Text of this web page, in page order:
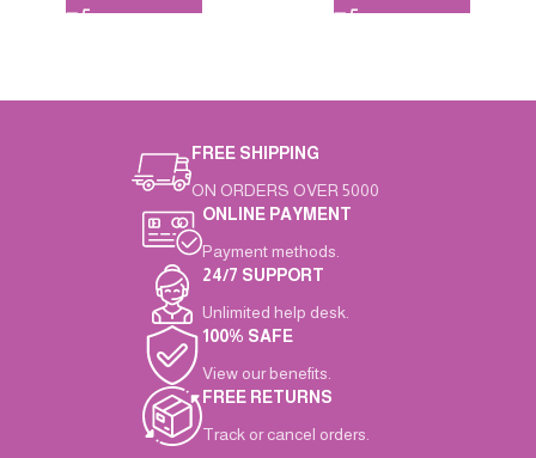
FREE SHIPPING
ON ORDERS OVER 5000
ONLINE PAYMENT
Payment methods.
24/7 SUPPORT
Unlimited help desk.
100% SAFE
View our benefits.
FREE RETURNS
Track or cancel orders.